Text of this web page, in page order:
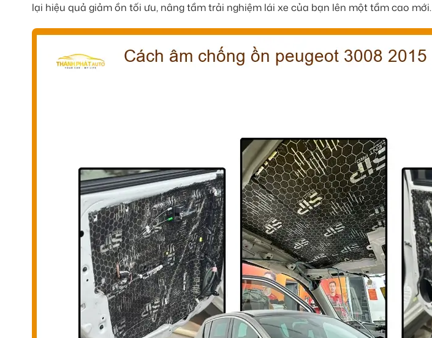
lại hiệu quả giảm ồn tối ưu, nâng tầm trải nghiệm lái xe của bạn lên một tầm cao mới.